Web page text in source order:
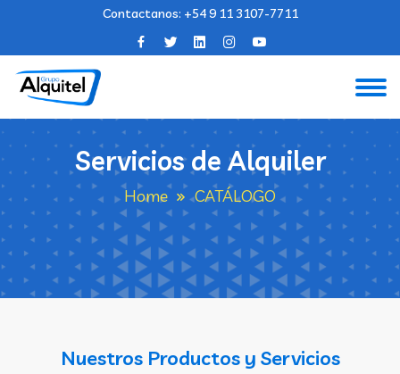
Contactanos: +54 9 11 3107-7711
Servicios de Alquiler
Home CATÁLOGO
Nuestros Productos y Servicios